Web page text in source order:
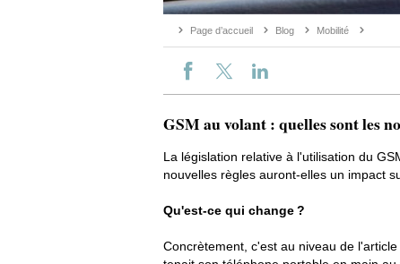
Page d’accueil Blog Mobilité
GSM au volant : quelles sont les
La législation relative à l'utilisation du
nouvelles règles auront-elles un impact
Qu'est-ce qui change ?
Concrètement, c'est au niveau de